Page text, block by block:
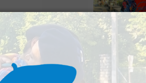
Le Béret : Un
offert par
Voyages pour